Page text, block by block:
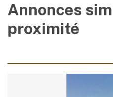
Annonces
proximité